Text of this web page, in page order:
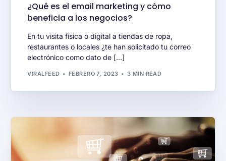
¿Qué es el email marketing y cómo
beneficia a los negocios?
En tu visita física o digital a tiendas de ropa,
restaurantes o locales ¿te han solicitado tu correo
electrónico como dato de […]
VIRALFEED FEBRERO 7, 2023 3 MIN READ